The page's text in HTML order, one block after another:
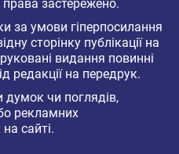
права застережено.
за умови гіперпосилання
сторінку публікації на
видання повинні
редакції на передрук.
думок чи поглядів,
рекламних
сайті.